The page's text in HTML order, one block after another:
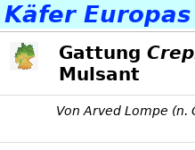
Gattung
Mulsant
Von Arved Lompe (n.
Käfer Europas